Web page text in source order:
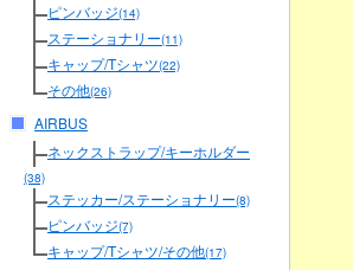
ピンバッジ(14)
ステーショナリー(11)
キャップ/Tシャツ(22)
その他(26)
AIRBUS
ネックストラップ/キーホルダー
(38)
ステッカー/ステーショナリー(8)
ピンバッジ(7)
キャップ/Tシャツ/その他(17)